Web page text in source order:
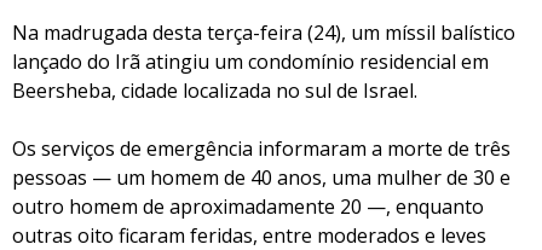
Na madrugada desta terça-feira (24), um míssil balístico
lançado do Irã atingiu um condomínio residencial em
Beersheba, cidade localizada no sul de Israel.
Os serviços de emergência informaram a morte de três
pessoas — um homem de 40 anos, uma mulher de 30 e
outro homem de aproximadamente 20 —, enquanto
outras oito ficaram feridas, entre moderados e leves